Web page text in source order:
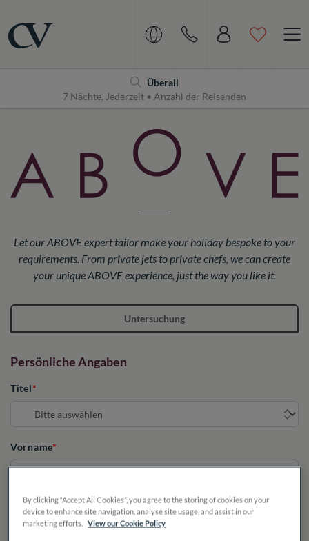
Überall
7 Nächte, Jederzeit • Anzahl der Reisenden
Let our ABOVE expert tailor make your holiday bespoke to your
requirements. From private jets to private chefs, we can create
your unique ABOVE experience, just the way you like it.
Untersuchung
Persönliche Angaben
Titel
Vorname
Nachname
By clicking “Accept All Cookies”, you agree to the storing of cookies on your
device to enhance site navigation, analyse site usage, and assist in our
marketing efforts. View our Cookie Policy